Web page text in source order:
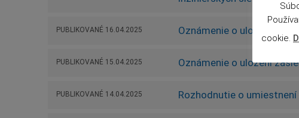
PUBLIKOVANÉ 16.04.2025 Oznámenie o uložení
PUBLIKOVANÉ 15.04.2025 Oznámenie o uložení
PUBLIKOVANÉ 14.04.2025 Rozhodnutie o
cookie.